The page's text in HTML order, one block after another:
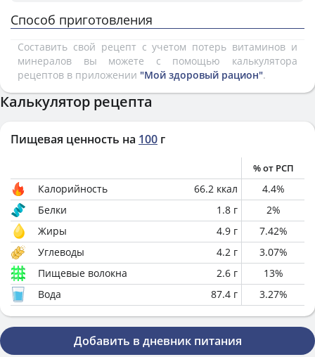
Способ приготовления
Составить свой рецепт с учетом потерь витаминов и
минералов вы можете с помощью калькулятора
рецептов в приложении "Мой здоровый рацион".
Калькулятор рецепта
Пищевая ценность на 100 г
% от РСП
Калорийность 66.2 ккал 4.4%
Белки
1.8 г 2%
Жиры
4.9 г 7.42%
Углеводы
4.2 г 3.07%
Пищевые волокна
2.6 г 13%
Вода
87.4 г 3.27%
Добавить в дневник питания